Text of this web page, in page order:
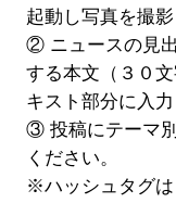
起動し写真を撮影
② ニュースの見
する本文（３０
キスト部分に入力
③ 投稿にテーマ
ください。
※ハッシュタグは